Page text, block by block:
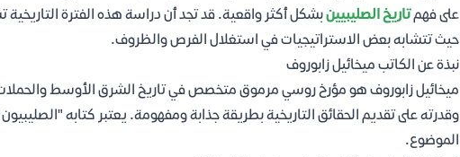
على فهمتاريخ الصليبيينبشكل أكثر واقعية. قد تجد أن دراسة هذه الفترة
حيث تتشابه بعض الاستراتيجيات في استغلال الفرص والظروف.
نبذة عن الكاتب ميخائيل زابوروف
ميخائيل زابوروف هو مؤرخ روسي مرموق متخصص في تاريخ الشرق الأوسط والحملات
وقدرته على تقديم الحقائق التاريخية بطريقة جذابة ومفهومة. يعتبر كتابه
الموضوع.